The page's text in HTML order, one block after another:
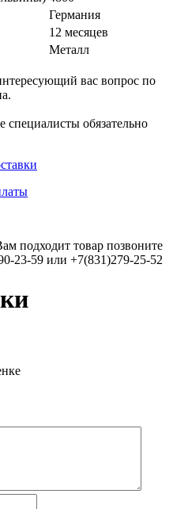
Германия
12 месяцев
Металл
вас вопрос по
обязательно
подходит товар позвоните
23-59 или +7(831)279-25-52